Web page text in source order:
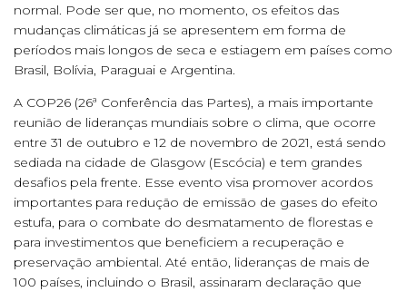
normal. Pode ser que, no momento, os efeitos das
mudanças climáticas já se apresentem em forma de
períodos mais longos de seca e estiagem em países como
Brasil, Bolívia, Paraguai e Argentina.
A COP26 (26ª Conferência das Partes), a mais importante
reunião de lideranças mundiais sobre o clima, que ocorre
entre 31 de outubro e 12 de novembro de 2021, está sendo
sediada na cidade de Glasgow (Escócia) e tem grandes
desafios pela frente. Esse evento visa promover acordos
importantes para redução de emissão de gases do efeito
estufa, para o combate do desmatamento de florestas e
para investimentos que beneficiem a recuperação e
preservação ambiental. Até então, lideranças de mais de
100 países, incluindo o Brasil, assinaram declaração que